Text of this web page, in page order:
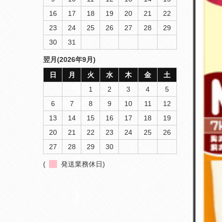
16
17 18 19 20 21
22
23
24 25 26 27 28
29
30
31
翌月(2026年9月)
日
月 火 水 木 金
土
1
2 3 4
5
6
7 8 9 10 11
12
13
14 15 16 17 18
19
20
21 22 23 24 25
26
27
28 29 30
( 発送業務休日)